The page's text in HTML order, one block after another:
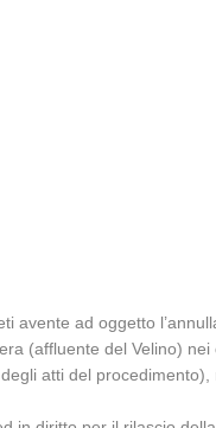
ad oggetto
(affluente del Velino) nei
atti del